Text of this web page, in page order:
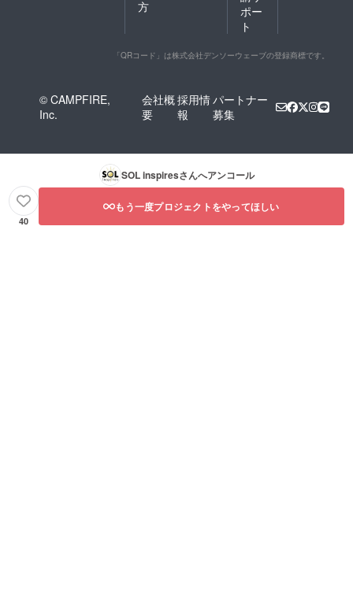
方
ポー
ト
「QRコード」は株式会社デンソーウェーブの登録商標です。
© CAMPFIRE,
Inc.
会社概
要
採用情
報
パートナー
募集
SOL inspiresさんへアンコール
40
もう一度プロジェクトをやってほしい